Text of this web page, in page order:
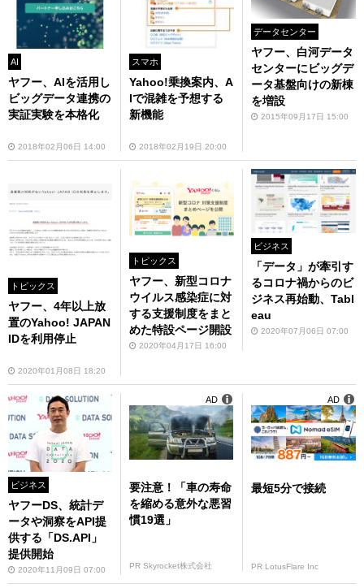
AI
ヤフー、AIを活用し
ビッグデータ連携の
実証実験を本格化
2018年02月06日 14:00
スマホ
Yahoo!乗換案内、A
Iで混雑を予想する
新機能
2018年02月19日 20:00
データセンター
ヤフー、白河データ
センターにビッグデ
ータ基盤向けの新棟
を増設
2015年09月17日 15:00
トピックス
ヤフー、4年以上放
置のYahoo! JAPAN
IDを利用停止
2020年01月08日 18:20
トピックス
ヤフー、新型コロナ
ウイルス感染症に対
する支援制度をまと
めた特設ページ開設
2020年04月17日 16:00
ビジネス
「データ」が牽引す
るコロナ禍からのビ
ジネス再始動、Tabl
eau
2020年07月06日 07:00
ビジネス
ヤフーDS、統計デ
ータや洞察をAPI提
供する「DS.API」
提供開始
2020年11月09日 07:00
要注意！「車の寿命
を縮める意外な悪習
慣19選」
PR Skyrocket株式会社
AD
最短5分で接続
PR LotusFlare Inc
AD